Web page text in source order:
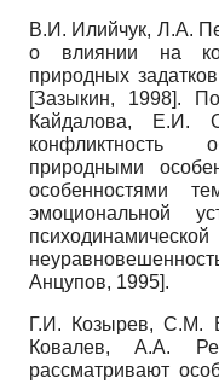
В.И. Илийчук, Л.А.
о влиянии на
природных
[Зазыкин, 1998].
Кайдалова, Е.И.
конфликтность
природными
особенностями
эмоциональной
Анцупов, 1995].
Г.И. Козырев, С.М.
Ковалев, А.А.
рассматривают